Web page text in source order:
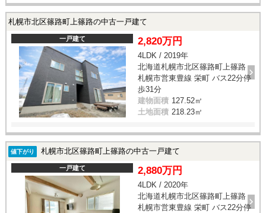
札幌市北区篠路町上篠路の中古一戸建て
一戸建て 2,820万円
4LDK / 2019年
北海道札幌市北区篠路町上篠路
札幌市営東豊線 栄町 バス22分停
歩31分
建物面積 127.52㎡
土地面積 218.23㎡
値下がり 札幌市北区篠路町上篠路の中古一戸建て
一戸建て 2,880万円
4LDK / 2020年
北海道札幌市北区篠路町上篠路
札幌市営東豊線 栄町 バス22分停